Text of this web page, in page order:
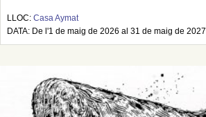
LLOC: Casa Aymat
DATA: De l'1 de maig de 2026 al 31 de maig de 2027